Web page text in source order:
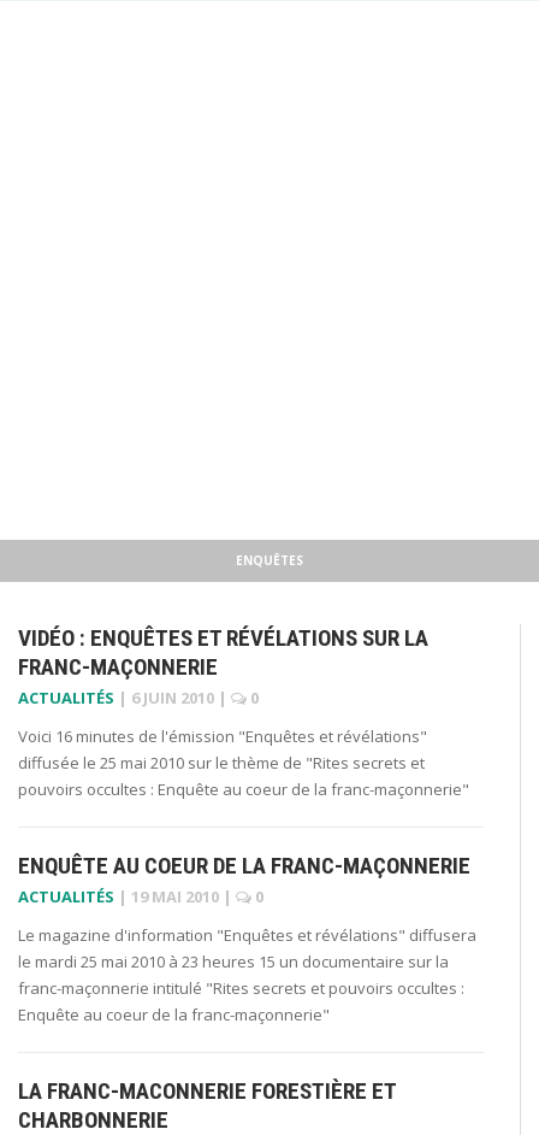
ENQUÊTES
VIDÉO : ENQUÊTES ET RÉVÉLATIONS SUR LA
FRANC-MAÇONNERIE
ACTUALITÉS | 6 JUIN 2010 |
0
Voici 16 minutes de l'émission "Enquêtes et révélations"
diffusée le 25 mai 2010 sur le thème de "Rites secrets et
pouvoirs occultes : Enquête au coeur de la franc-maçonnerie"
ENQUÊTE AU COEUR DE LA FRANC-MAÇONNERIE
ACTUALITÉS | 19 MAI 2010 |
0
Le magazine d'information "Enquêtes et révélations" diffusera
le mardi 25 mai 2010 à 23 heures 15 un documentaire sur la
franc-maçonnerie intitulé "Rites secrets et pouvoirs occultes :
Enquête au coeur de la franc-maçonnerie"
LA FRANC-MACONNERIE FORESTIÈRE ET
CHARBONNERIE